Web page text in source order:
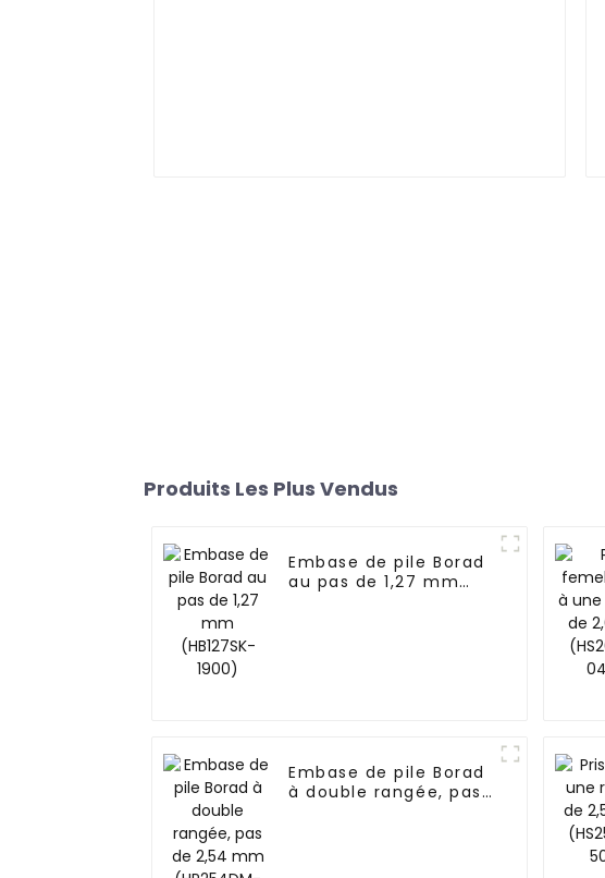
Produits Les Plus Vendus
Embase de pile Borad
au pas de 1,27 mm
Embase de pile Borad
à double rangée, pas